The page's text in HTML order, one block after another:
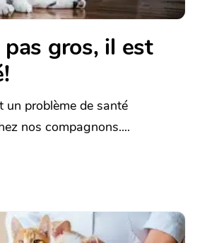
pas gros, il est
un problème de santé
nos compagnons....